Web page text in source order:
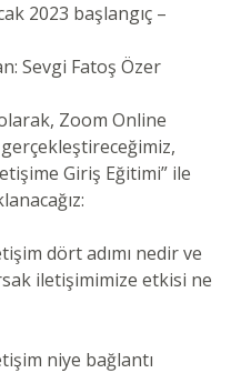
2023 başlangıç –
Sevgi Fatoş Özer
Zoom Online
Giriş Eğitimi” ile
dört adımı nedir ve
iletişimimize etkisi ne
niye bağlantı